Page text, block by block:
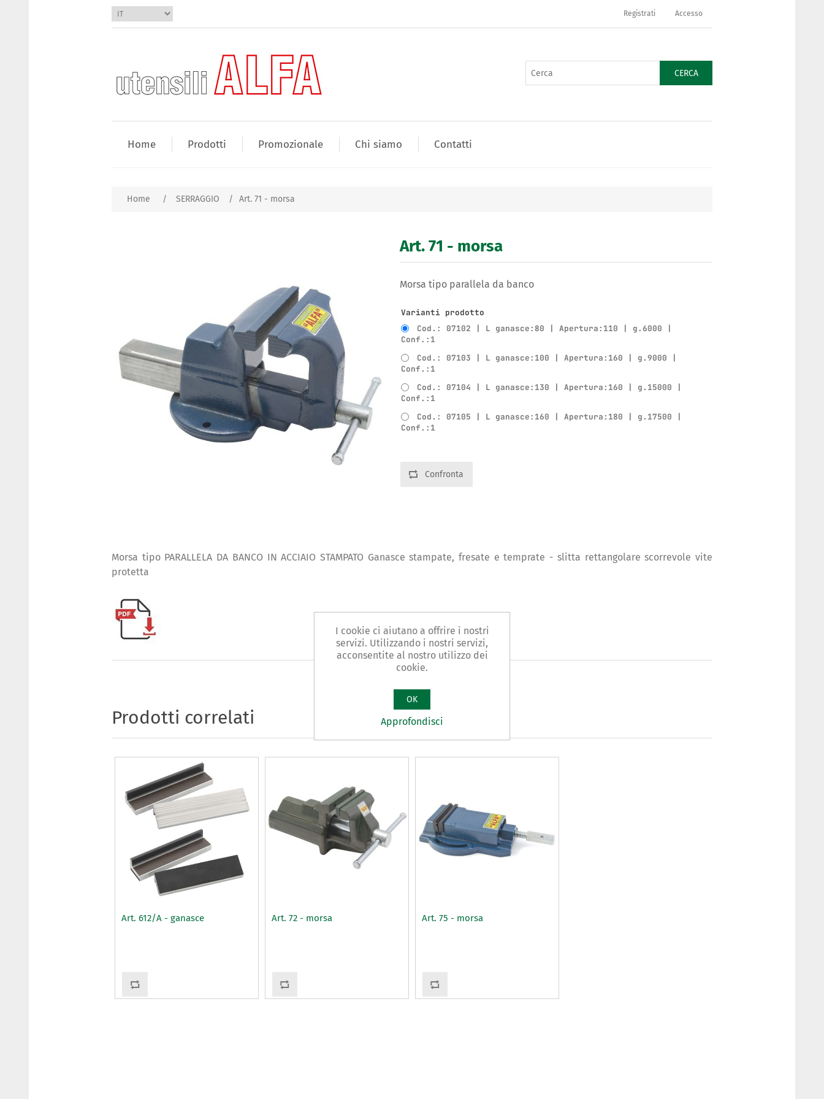
Registrati Accesso
CERCA
Home Prodotti Promozionale Chi siamo Contatti
Home / SERRAGGIO / Art. 71 - morsa
Art. 71 - morsa
Morsa tipo parallela da banco
Varianti prodotto
Cod.: 07102 | L ganasce:80 | Apertura:110 | g.6000 |
Conf.:1
Cod.: 07103 | L ganasce:100 | Apertura:160 | g.9000 |
Conf.:1
Cod.: 07104 | L ganasce:130 | Apertura:160 | g.15000 |
Conf.:1
Cod.: 07105 | L ganasce:160 | Apertura:180 | g.17500 |
Conf.:1
Confronta
Morsa tipo PARALLELA DA BANCO IN ACCIAIO STAMPATO Ganasce stampate, fresate e temprate - slitta rettangolare scorrevole vite
protetta
Prodotti correlati
Art. 612/A - ganasce Art. 72 - morsa Art. 75 - morsa
I cookie ci aiutano a offrire i nostri
servizi. Utilizzando i nostri servizi,
acconsentite al nostro utilizzo dei
cookie.
OK
Approfondisci